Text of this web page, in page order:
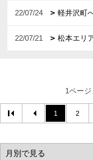
22/07/24 軽井沢町
22/07/21 松本エリ
1ページ
1 2